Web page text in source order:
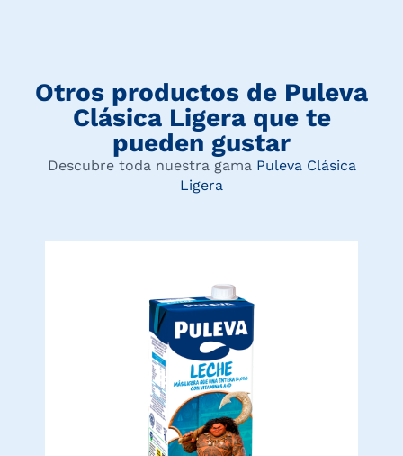
Otros productos de Puleva
Clásica Ligeraque te
pueden gustar
Descubre toda nuestra gama Puleva Clásica
Ligera